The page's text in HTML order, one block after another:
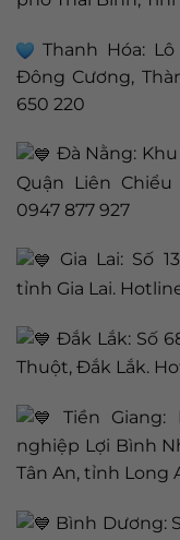
Thanh Hóa:
Đông Cương,
650 220
Đà Nằng:
Quận Liên
0947 877 927
Gia Lai: Số
tỉnh Gia Lai.
Đắk Lắk: Số
Thuột, Đắk Lắk.
Tiền
nghiệp Lợi Bình
Tân An, tỉnh Long
Bình Dương: